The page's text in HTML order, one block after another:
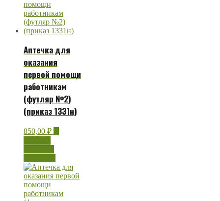
Аптечка для
оказания
первой помощи
работникам
(футляр №2)
(приказ 1331н)
850,00 ₽